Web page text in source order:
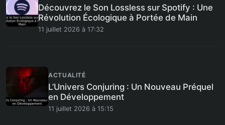
Découvrez le Son Lossless sur Spotify : Une
Révolution Écologique à Portée de Main
11 juillet 2026 à 17:32
ACTUALITÉ
L’Univers Conjuring : Un Nouveau Préquel
en Développement
11 juillet 2026 à 15:15